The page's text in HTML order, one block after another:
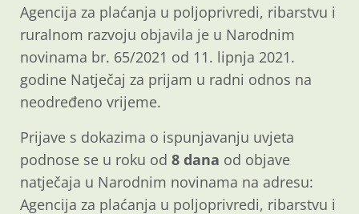
Agencija za plaćanja u poljoprivredi, ribarstvu i
ruralnom razvoju objavila je u Narodnim
novinama br. 65/2021 od 11. lipnja 2021.
godine Natječaj za prijam u radni odnos na
neodređeno vrijeme.
Prijave s dokazima o ispunjavanju uvjeta
podnose se u roku od 8 dana od objave
natječaja u Narodnim novinama na adresu:
Agencija za plaćanja u poljoprivredi, ribarstvu i